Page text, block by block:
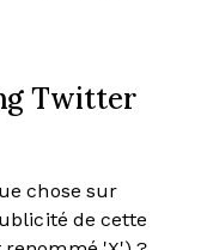
Twitter
chose sur
de cette